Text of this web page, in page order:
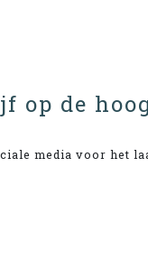
op de
media voor het